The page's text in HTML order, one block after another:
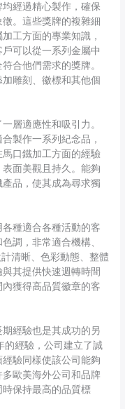
經過精心製作，確保
。這些獎牌的複雜細
工方面的專業知識，
可以從一系列金屬中
合他們需求的獎牌。
雕刻、徽標和其他個
層適應性和吸引力。
製作一系列紀念品，
口鐵加工方面的經驗
面美觀且持久。能夠
品，使其成為尋求獨
種適合各種活動的客
調，非常適合機構、
計清晰、色彩動態、整體
其提供快速週轉時間
獲得高品質徽章的客
經驗也是其成功的另
的經驗，公司建立了誠
驗同樣使該公司能夠
歐美海外公司和品牌
保持最高的品質標